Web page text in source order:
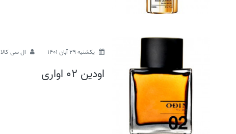
يكشنبه 29 آبان 1401 ال سی کالا
اودین 02 اواری